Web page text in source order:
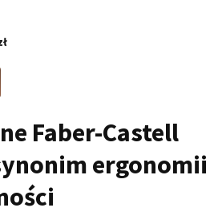
Faber-Castell
ergonomii